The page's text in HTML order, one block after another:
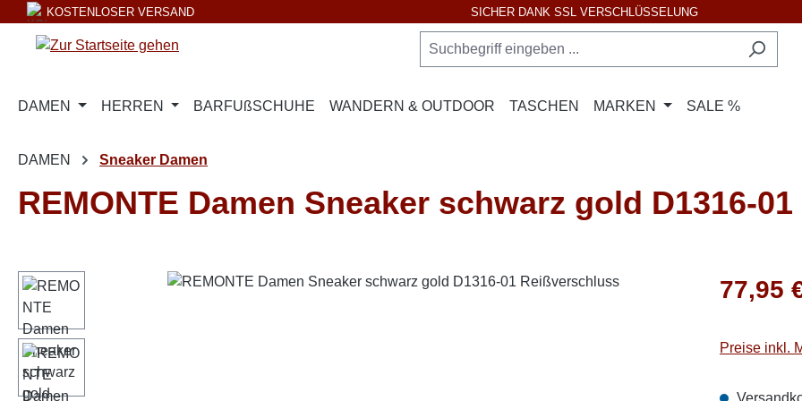
Hauptinhalt springen
Zur Suche springen
Zur Hauptnavigation springen
KOSTENLOSER VERSAND SICHER DANK SSL VERSCHLÜSSELUNG
DAMEN HERREN BARFUßSCHUHE WANDERN & OUTDOOR TASCHEN MARKEN SALE %
DAMEN Sneaker Damen
REMONTE Damen Sneaker schwarz gold D1316-
Bildergalerie überspringen Regulärer
77,95
Preise inkl.